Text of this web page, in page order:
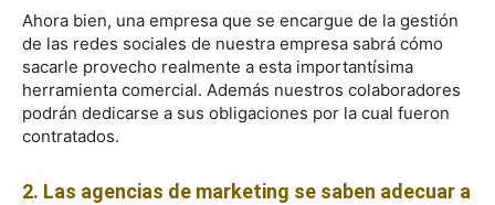
Ahora bien, una empresa que se encargue de la gestión
de las redes sociales de nuestra empresa sabrá cómo
sacarle provecho realmente a esta importantísima
herramienta comercial. Además nuestros colaboradores
podrán dedicarse a sus obligaciones por la cual fueron
contratados.
2. Las agencias de marketing se saben adecuar a